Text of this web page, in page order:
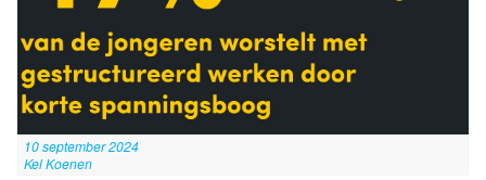
10 september 2024
Kel Koenen